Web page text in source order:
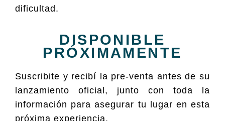
dificultad.
DISPONIBLE
PRÓXIMAMENTE
Suscribite y recibí la pre-venta antes de su
lanzamiento oficial, junto con toda la
información para asegurar tu lugar en esta
próxima experiencia.